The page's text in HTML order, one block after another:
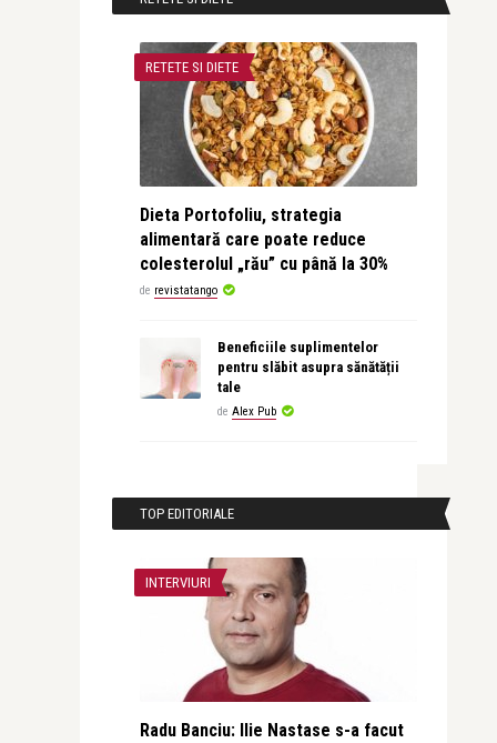
RETETE SI DIETE
Dieta Portofoliu, strategia
alimentară care poate reduce
colesterolul „rău” cu până la 30%
de revistatango
Beneficiile suplimentelor
pentru slăbit asupra sănătății
tale
de Alex Pub
TOP EDITORIALE
INTERVIURI
Radu Banciu: Ilie Nastase s-a facut